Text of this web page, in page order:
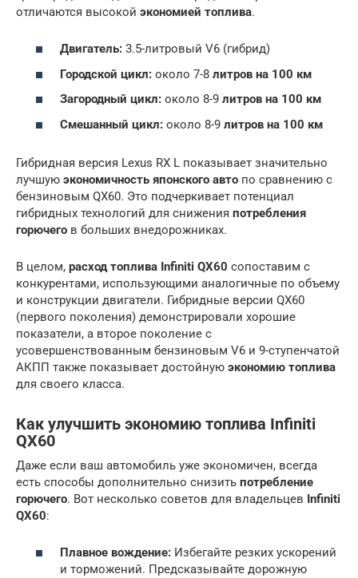
отличаются высокой экономией топлива.
Двигатель: 3.5-литровый V6 (гибрид)
Городской цикл: около 7-8 литров на 100 км
Загородный цикл: около 8-9 литров на 100 км
Смешанный цикл: около 8-9 литров на 100 км
Гибридная версия Lexus RX L показывает значительно
лучшую экономичность японского авто по сравнению с
бензиновым QX60. Это подчеркивает потенциал
гибридных технологий для снижения потребления
горючего в больших внедорожниках.
В целом, расход топлива Infiniti QX60 сопоставим с
конкурентами, использующими аналогичные по объему
и конструкции двигатели. Гибридные версии QX60
(первого поколения) демонстрировали хорошие
показатели, а второе поколение с
усовершенствованным бензиновым V6 и 9-ступенчатой
АКПП также показывает достойную экономию топлива
для своего класса.
Как улучшить экономию топлива Infiniti
QX60
Даже если ваш автомобиль уже экономичен, всегда
есть способы дополнительно снизить потребление
горючего. Вот несколько советов для владельцев Infiniti
QX60:
Плавное вождение: Избегайте резких ускорений
и торможений. Предсказывайте дорожную